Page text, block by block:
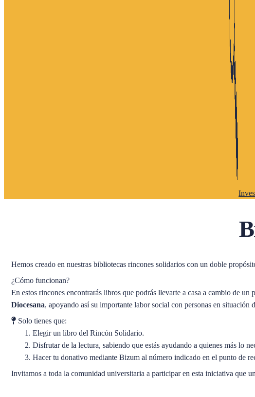
Hemos creado en nuestras bibliotecas rincones solidarios con un doble
¿Cómo funcionan?
En estos rincones encontrarás libros que podrás llevarte a casa a cambio de
Diocesana, apoyando así su importante labor social con personas en situación
Solo tienes que:
Elegir un libro del Rincón Solidario.
Disfrutar de la lectura, sabiendo que estás ayudando a quienes más lo
Hacer tu donativo mediante Bizum al número indicado en el punto de
Invitamos a toda la comunidad universitaria a participar en esta iniciativa que